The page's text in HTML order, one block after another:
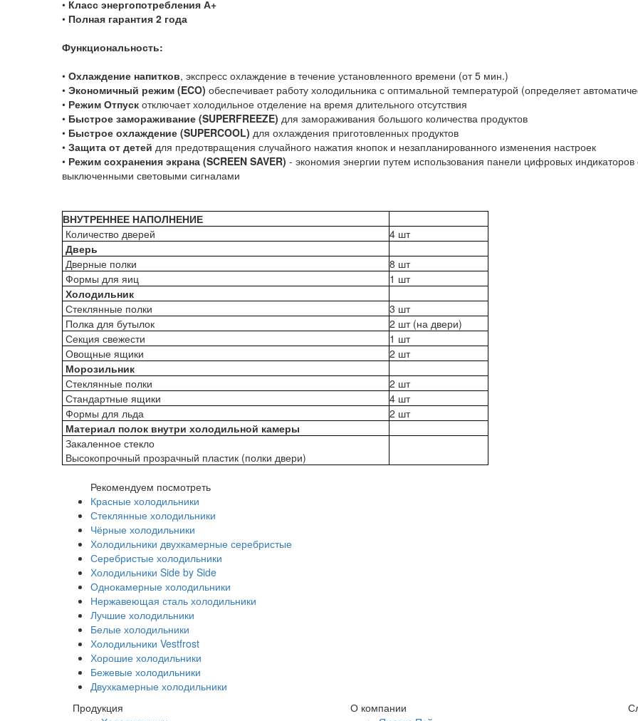
• Класс энергопотребления А+
• Полная гарантия 2 года
Функциональность:
• Охлаждение напитков, экспресс охлаждение в течение установленного времени (от 5 мин.)
• Экономичный режим (ECO) обеспечивает работу холодильника с оптимальной температурой (определяет
• Режим Отпуск отключает холодильное отделение на время длительного отсутствия
• Быстрое замораживание (SUPERFREEZE) для замораживания большого количества продуктов
• Быстрое охлаждение (SUPERCOOL) для охлаждения приготовленных продуктов
• Защита от детей для предотвращения случайного нажатия кнопок и незапланированного изменения настроек
• Режим сохранения экрана (SCREEN SAVER) - экономия энергии путем использования панели цифровых индикаторов
выключенными световыми сигналами
ВНУТРЕННЕЕ НАПОЛНЕНИЕ
Количество дверей
4 шт
Дверь
Дверные полки
8 шт
Формы для яиц
1 шт
Холодильник
Стеклянные полки
3 шт
Полка для бутылок
2 шт (на двери)
Секция свежести
1 шт
Овощные ящики
2 шт
Морозильник
Стеклянные полки
2 шт
Стандартные ящики
4 шт
Формы для льда
2 шт
Материал полок внутри холодильной камеры
Закаленное стекло
Высокопрочный прозрачный пластик (полки двери)
Рекомендуем посмотреть
Красные холодильники
Стеклянные холодильники
Чёрные холодильники
Холодильники двухкамерные серебристые
Серебристые холодильники
Холодильники Side by Side
Однокамерные холодильники
Нержавеющая сталь холодильники
Лучшие холодильники
Белые холодильники
Холодильники Vestfrost
Хорошие холодильники
Бежевые холодильники
Двухкамерные холодильники
Продукция
О компании